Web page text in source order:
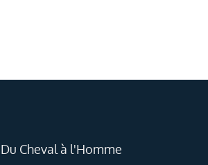
Du Cheval à l'Homme